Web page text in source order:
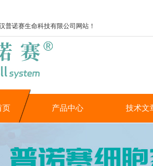
普诺赛生命科技有限公司网站！
页 产品中心 技术文